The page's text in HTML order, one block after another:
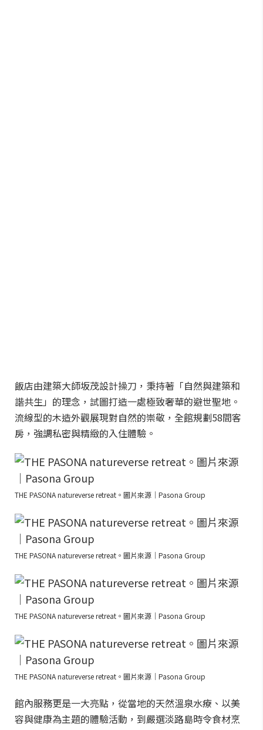
飯店由建築大師坂茂設計操刀，秉持著「自然與建築和
諧共生」的理念，試圖打造一處極致奢華的避世聖地。
流線型的木造外觀展現對自然的崇敬，全館規劃58間客
房，強調私密與精緻的入住體驗。
THE PASONA natureverse retreat。圖片來源｜Pasona Group
THE PASONA natureverse retreat。圖片來源｜Pasona Group
THE PASONA natureverse retreat。圖片來源｜Pasona Group
THE PASONA natureverse retreat。圖片來源｜Pasona Group
館內服務更是一大亮點，從當地的天然溫泉水療、以美
容與健康為主題的體驗活動，到嚴選淡路島時令食材烹